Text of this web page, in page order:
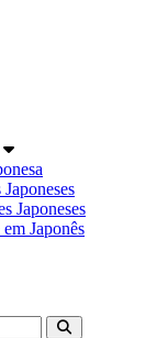
Japoneses
Japonês